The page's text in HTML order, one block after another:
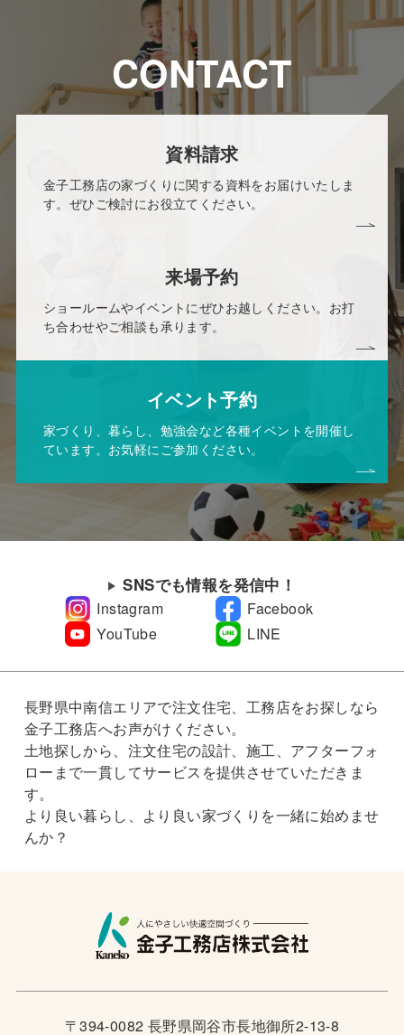
CONTACT
資料請求
金子工務店の家づくりに関する資料をお届けいたしま
す。ぜひご検討にお役立てください。
来場予約
ショールームやイベントにぜひお越しください。お打
ち合わせやご相談も承ります。
イベント予約
家づくり、暮らし、勉強会など各種イベントを開催し
ています。お気軽にご参加ください。
SNSでも情報を発信中！
Instagram
Facebook
YouTube
LINE
長野県中南信エリアで注文住宅、工務店をお探しなら
金子工務店へお声がけください。
土地探しから、注文住宅の設計、施工、アフターフォ
ローまで一貫してサービスを提供させていただきま
す。
より良い暮らし、より良い家づくりを一緒に始めませ
んか？
〒394-0082 長野県岡谷市長地御所2-13-8